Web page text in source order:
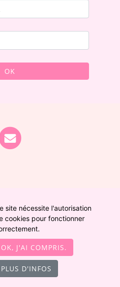
OK
depuis 2021 situé en Cher
australien des fauminards 2026 -
avec
WeBreed
site nécessite l'autorisation
cookies pour fonctionner
OK, J'AI COMPRIS.
PLUS D'INFOS